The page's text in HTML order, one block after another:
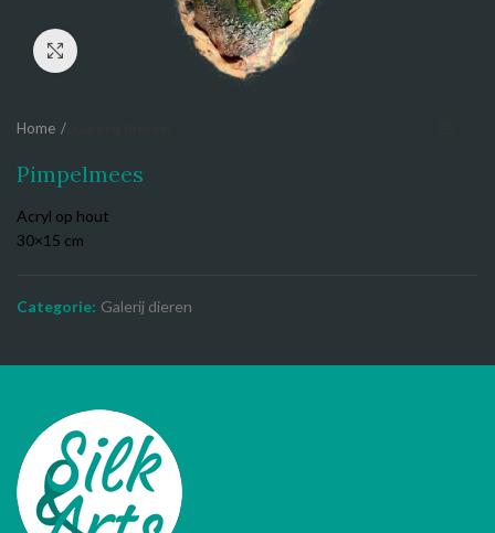
Home
Pimpelmees
Acryl op hout
30×15 cm
Categorie: Galerij dieren